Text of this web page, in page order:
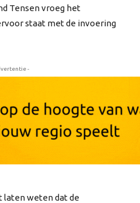
Tensen vroeg het
staat met de invoering
-
weten dat de